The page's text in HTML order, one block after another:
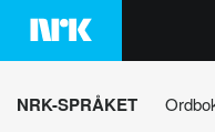
Hopp
innhaldet
NRK-SPRÅKET